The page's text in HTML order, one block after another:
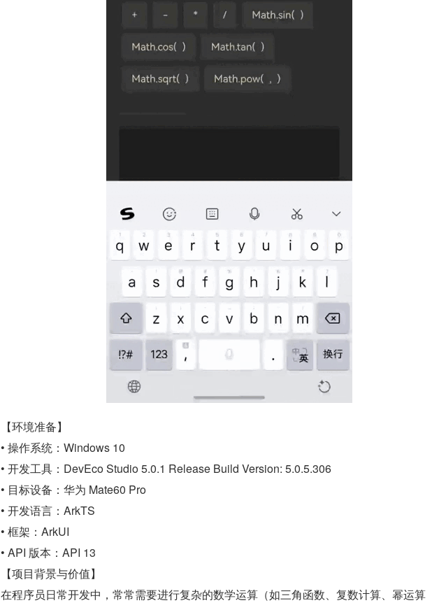
【环境准备】
• 操作系统：Windows 10
• 开发工具：DevEco Studio 5.0.1 Release Build Version: 5.0.5.306
• 目标设备：华为 Mate60 Pro
• 开发语言：ArkTS
• 框架：ArkUI
• API 版本：API 13
【项目背景与价值】
在程序员日常开发中，常常需要进行复杂的数学运算（如三角函数、复数计算、幂运算